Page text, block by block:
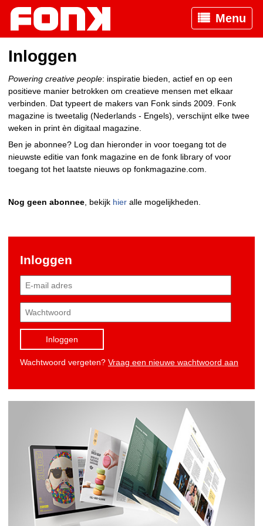
Menu
Inloggen
Powering creative people: inspiratie bieden, actief en op een
positieve manier betrokken om creatieve mensen met elkaar
verbinden. Dat typeert de makers van Fonk sinds 2009. Fonk
magazine is tweetalig (Nederlands - Engels), verschijnt elke twee
weken in print èn digitaal magazine.
Ben je abonnee? Log dan hieronder in voor toegang tot de
nieuwste editie van fonk magazine en de fonk library of voor
toegang tot het laatste nieuws op fonkmagazine.com.
Nog geen abonnee , bekijk hier alle mogelijkheden.
Inloggen
Inloggen
Wachtwoord vergeten? Vraag een nieuwe wachtwoord aan